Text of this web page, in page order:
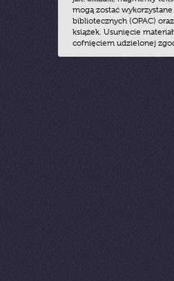
mogą zostać
bibliotecznych (OPAC)
książek. Usunięcie
cofnięciem udzielonej